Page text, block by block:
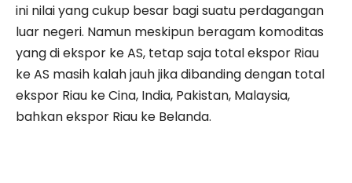
ini nilai yang cukup besar bagi suatu perdagangan
luar negeri. Namun meskipun beragam komoditas
yang di ekspor ke AS, tetap saja total ekspor Riau
ke AS masih kalah jauh jika dibanding dengan total
ekspor Riau ke Cina, India, Pakistan, Malaysia,
bahkan ekspor Riau ke Belanda.